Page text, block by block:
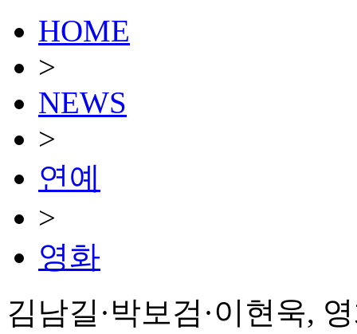
HOME
>
NEWS
>
연예
>
영화
김남길·박보검·이현욱,